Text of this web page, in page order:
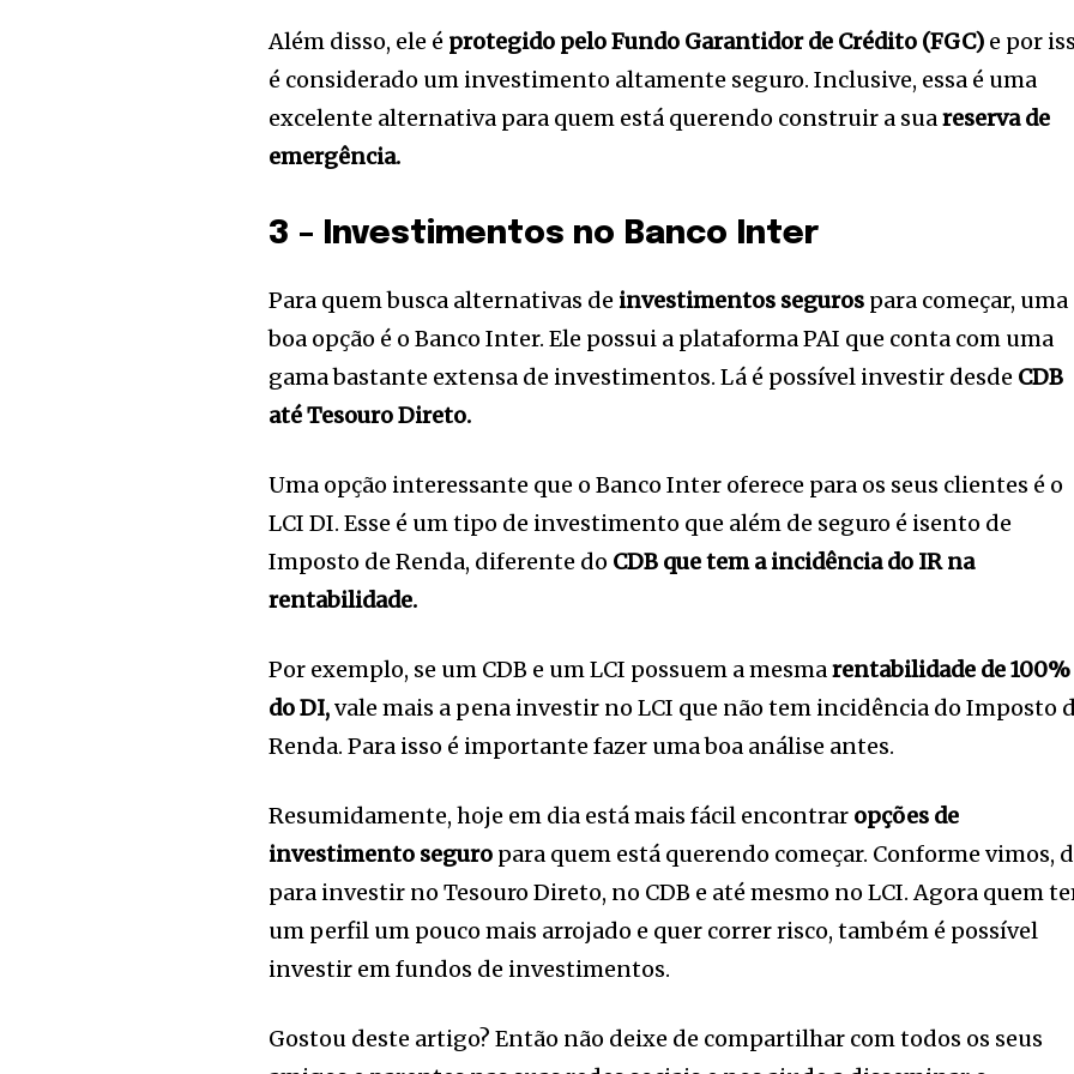
Além disso, ele é protegido pelo Fundo Garantidor de Crédito (FGC) e por
é considerado um investimento altamente seguro. Inclusive, essa é uma
excelente alternativa para quem está querendo construir a suareserva de
emergência.
3 – Investimentos no Banco Inter
Para quem busca alternativas de investimentos seguros para começar, uma
boa opção é o Banco Inter. Ele possui a plataforma PAI que conta com uma
gama bastante extensa de investimentos. Lá é possível investir desde CDB
até Tesouro Direto.
Uma opção interessante que o Banco Inter oferece para os seus clientes é o
LCI DI. Esse é um tipo de investimento que além de seguro é isento de
Imposto de Renda, diferente do CDB que tem a incidência do IR na
rentabilidade.
Por exemplo, se um CDB e um LCI possuem a mesmarentabilidade de 100%
do DI,vale mais a pena investir no LCI que não tem incidência do Imposto
Renda. Para isso é importante fazer uma boa análise antes.
Resumidamente, hoje em dia está mais fácil encontrar opções de
investimento seguro para quem está querendo começar. Conforme vimos,
para investir no Tesouro Direto, no CDB e até mesmo no LCI. Agora quem
um perfil um pouco mais arrojado e quer correr risco, também é possível
investir em fundos de investimentos.
Gostou deste artigo? Então não deixe de compartilhar com todos os seus